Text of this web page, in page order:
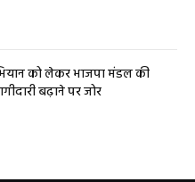
को लेकर भाजपा मंडल की
बढ़ाने पर जोर